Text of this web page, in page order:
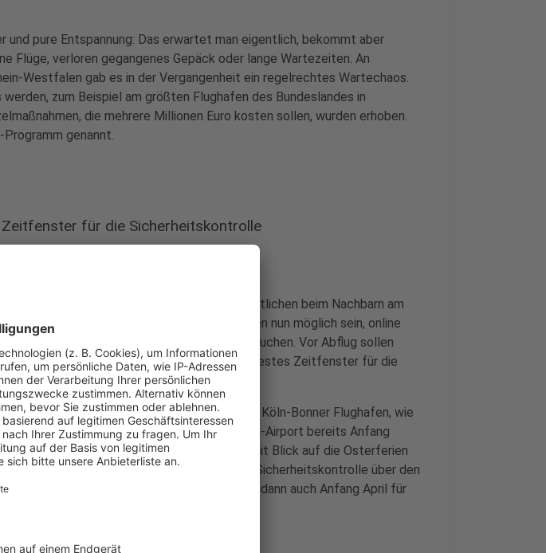
und pure Entspannung: Das erwartet man eigentlich, bekommt aber
Flüge, verloren gegangenes Gepäck oder lange Wartezeiten. An
Westfalen gab es in der Vergangenheit ein regelrechtes Wartechaos.
werden, zum Beispiel am größten Flughafen des Bundeslandes in
die mehrere Millionen Euro kosten sollen, wurden erhoben.
genannt.
für die Sicherheitskontrolle
Neuerung haben sich die Verantwortlichen beim Nachbarn am
abgeschaut. Es soll zu Beginn der Osterferien nun möglich sein, online
für die eigene Sicherheitskontrolle zu buchen. Vor Abflug sollen
der Website des Flughafens Düsseldorf ein festes Zeitfenster für die
reservieren können.
ist dies schon eine bewährte Maßnahme am Köln-Bonner Flughafen, wie
"Der Service-Gateway ist am Köln-Bonn-Airport bereits Anfang
worden. Seither läuft er erfolgreich. Auch mit Blick auf die Osterferien
natürlich möglich sein, Slots für die Sicherheitskontrolle über den
sagt der Pressesprecher. Dieses System soll dann auch Anfang April für